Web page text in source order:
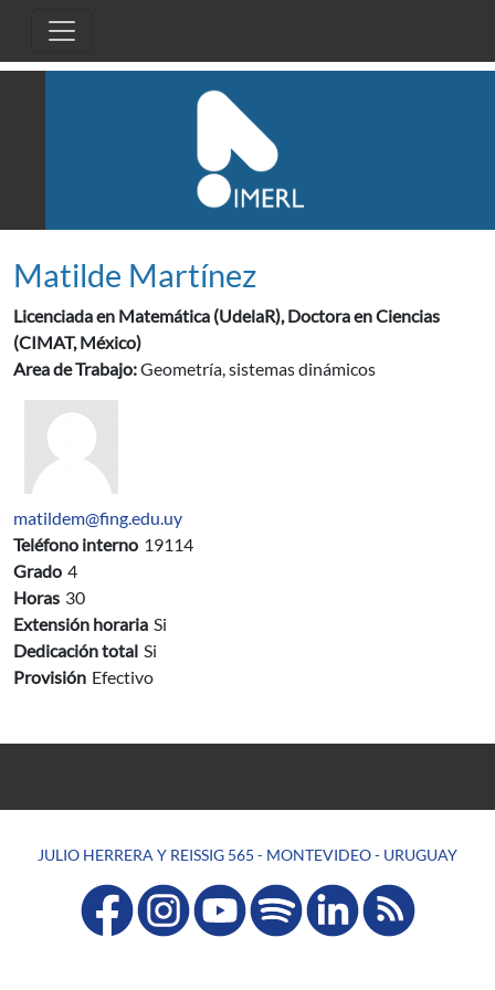
Matilde Martínez
Licenciada en Matemática (UdelaR), Doctora en Ciencias
(CIMAT, México)
Area de Trabajo:Geometría, sistemas dinámicos
matildem@fing.edu.uy
Teléfono interno 19114
Grado 4
Horas 30
Extensión horaria Si
Dedicación total Si
Provisión Efectivo
JULIO HERRERA Y REISSIG 565 - MONTEVIDEO - URUGUAY